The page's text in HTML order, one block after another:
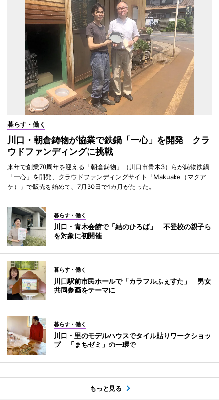
暮らす・働く
川口・朝倉鋳物が協業で鉄鍋「一心」を開発 クラ
ウドファンディングに挑戦
来年で創業70周年を迎える「朝倉鋳物」（川口市青木3）らが鋳物鉄鍋
「一心」を開発、クラウドファンディングサイト「Makuake（マクア
ケ）」で販売を始めて、7月30日で1カ月がたった。
暮らす・働く
川口・青木会館で「結のひろば」 不登校の親子ら
を対象に初開催
暮らす・働く
川口駅前市民ホールで「カラフルふぇすた」 男女
共同参画をテーマに
暮らす・働く
川口・里のモデルハウスでタイル貼りワークショッ
プ 「まちゼミ」の一環で
もっと見る